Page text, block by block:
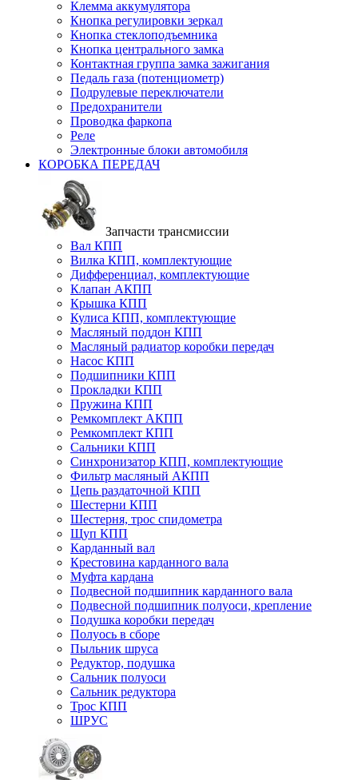
Клемма аккумулятора
Кнопка регулировки зеркал
Кнопка стеклоподъемника
Кнопка центрального замка
Контактная группа замка зажигания
Педаль газа (потенциометр)
Подрулевые переключатели
Предохранители
Проводка фаркопа
Реле
Электронные блоки автомобиля
КОРОБКА ПЕРЕДАЧ
Запчасти трансмиссии
Вал КПП
Вилка КПП, комплектующие
Дифференциал, комплектующие
Клапан АКПП
Крышка КПП
Кулиса КПП, комплектующие
Масляный поддон КПП
Масляный радиатор коробки передач
Насос КПП
Подшипники КПП
Прокладки КПП
Пружина КПП
Ремкомплект АКПП
Ремкомплект КПП
Сальники КПП
Синхронизатор КПП, комплектующие
Фильтр масляный АКПП
Цепь раздаточной КПП
Шестерни КПП
Шестерня, трос спидометра
Щуп КПП
Карданный вал
Крестовина карданного вала
Муфта кардана
Подвесной подшипник карданного вала
Подвесной подшипник полуоси, крепление
Подушка коробки передач
Полуось в сборе
Пыльник шруса
Редуктор, подушка
Сальник полуоси
Сальник редуктора
Трос КПП
ШРУС